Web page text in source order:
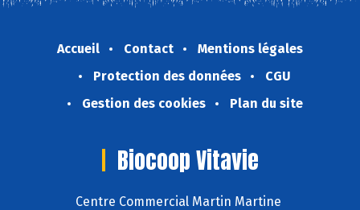
Accueil Contact
Mentions légales
Protection des données
CGU
Gestion des cookies
Plan du site
Biocoop Vitavie
Centre Commercial Martin Martine